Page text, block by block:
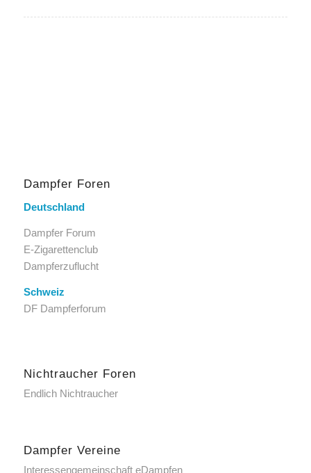
Dampfer Foren
Deutschland
Dampfer Forum
E-Zigarettenclub
Dampferzuflucht
Schweiz
DF Dampferforum
Nichtraucher Foren
Endlich Nichtraucher
Dampfer Vereine
Interessengemeinschaft eDampfen